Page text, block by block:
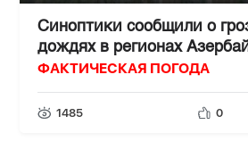
Синоптики сообщили о
дождях в регионах
ФАКТИЧЕСКАЯ ПОГОДА
1485 0